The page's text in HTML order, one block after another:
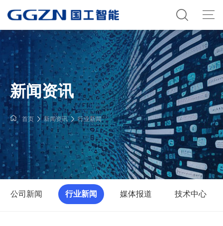
新闻资讯
首页 新闻资讯 行业新闻
公司新闻 行业新闻 媒体报道 技术中心